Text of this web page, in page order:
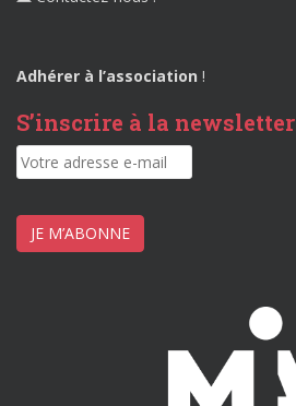
Adhérer à l’association !
S’inscrire à la newsletter
JE M’ABONNE